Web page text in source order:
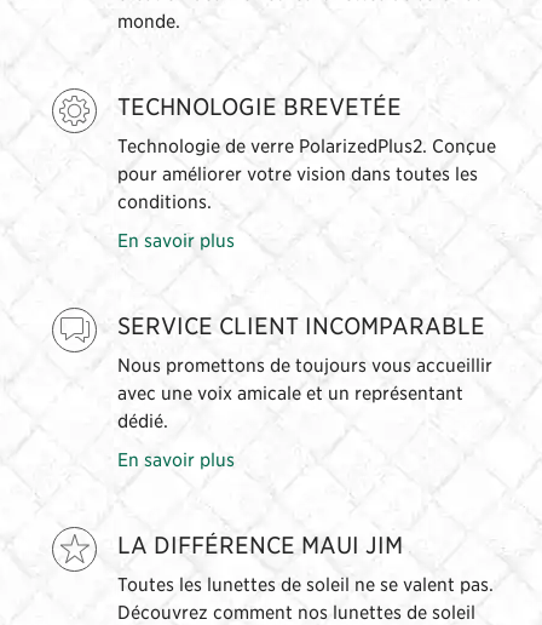
monde.
TECHNOLOGIE BREVETÉE
Technologie de verre PolarizedPlus2. Conçue
pour améliorer votre vision dans toutes les
conditions.
En savoir plus
SERVICE CLIENT INCOMPARABLE
Nous promettons de toujours vous accueillir
avec une voix amicale et un représentant
dédié.
En savoir plus
LA DIFFÉRENCE MAUI JIM
Toutes les lunettes de soleil ne se valent pas.
Découvrez comment nos lunettes de soleil